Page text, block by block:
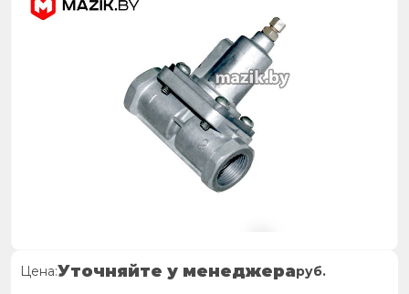
Цена:Уточняйте у менеджераруб.